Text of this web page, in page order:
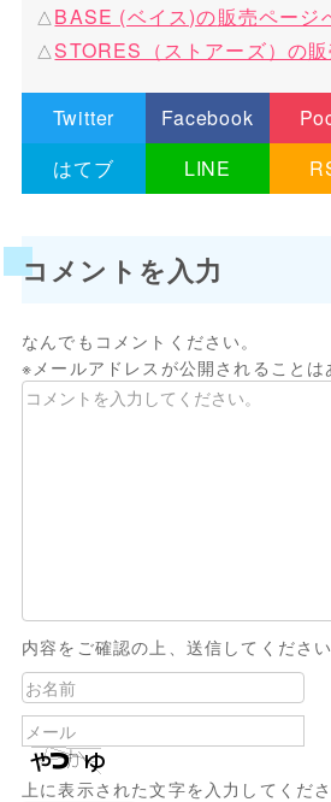
BASE (ベイス)の販売ページ
STORES（ストアーズ）の
Twitter Facebook
はてブ
LINE
コメントを入力
なんでもコメントください。
※メールアドレスが公開されることは
内容をご確認の上、送信してください
上に表示された文字を入力してくださ